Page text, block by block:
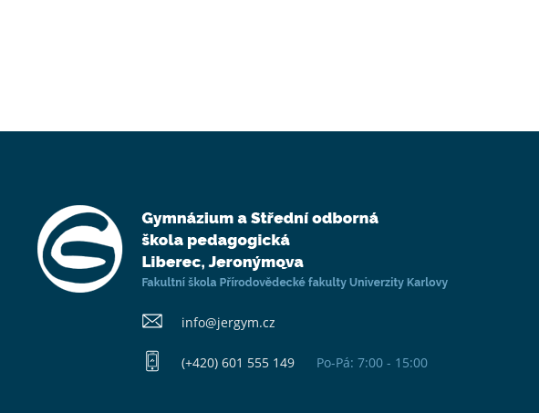
info@​jergym.cz
(+420) 601 555 149 Po-Pá: 7:00 - 15:00